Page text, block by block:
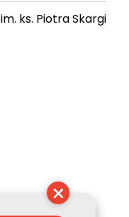
ks. Piotra Skargi
×